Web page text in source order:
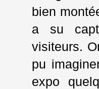
bien
a su
visiteurs.
pu
expo